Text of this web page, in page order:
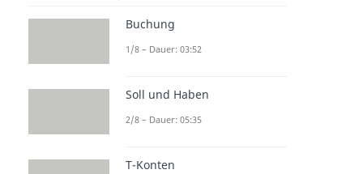
Buchung
1/8 – Dauer: 03:52
Soll und Haben
2/8 – Dauer: 05:35
T-Konten